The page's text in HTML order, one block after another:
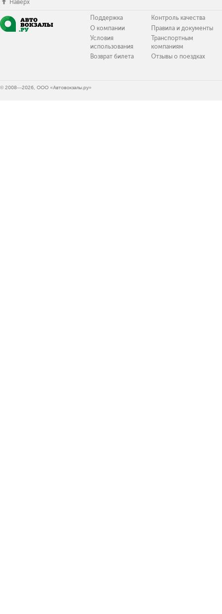
Наверх
Поддержка
О компании
Условия
использования
Возврат билета
Контроль качества
Правила и документы
Транспортным
компаниям
Отзывы о поездках
© 2008—2026, ООО «Автовокзалы.ру»